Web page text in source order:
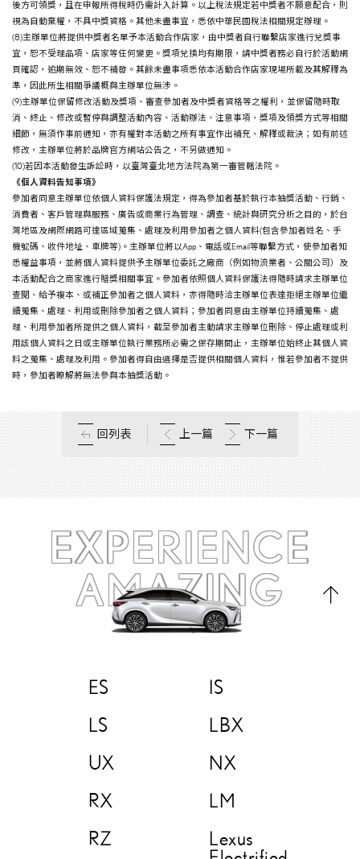
後方可領獎，且在申報所得稅時仍需計入計算。以上稅法規定若中獎者不願意配合，則
視為自動棄權，不具中獎資格。其他未盡事宜，悉依中華民國稅法相關規定辦理。
(8)主辦單位將提供中獎者名單予本活動合作店家，由中獎者自行聯繫店家進行兌獎事
宜，恕不受理品項、店家等任何變更。獎項兌換均有期限，請中獎者務必自行於活動網
頁確認，逾期無效、恕不補發。其餘未盡事項悉依本活動合作店家現場所載及其解釋為
準，因此所生相關爭議概與主辦單位無涉。
(9)主辦單位保留修改活動及獎項、審查參加者及中獎者資格等之權利，並保留隨時取
消、終止、修改或暫停與調整活動內容、活動辦法、注意事項、獎項及領獎方式等相關
細節，無須作事前通知，亦有權對本活動之所有事宜作出補充、解釋或裁決；如有前述
修改，主辦單位將於品牌官方網站公告之，不另做通知。
(10)若因本活動發生訴訟時，以臺灣臺北地方法院為第一審管轄法院。
《個人資料告知事項》
參加者同意主辦單位依個人資料保護法規定，得為參加者基於執行本抽獎活動、行銷、
消費者、客戶管理與服務、廣告或商業行為管理、調查、統計與研究分析之目的，於台
灣地區及網際網路可達區域蒐集、處理及利用參加者之個人資料(包含參加者姓名、手
機號碼、收件地址、車牌等)。主辦單位將以App、電話或Email等聯繫方式，使參加者知
悉權益事項，並將個人資料提供予主辦單位委託之廠商（例如物流業者、公關公司）及
本活動配合之商家進行贈獎相關事宜。參加者依照個人資料保護法得隨時請求主辦單位
查閱、給予複本、或補正參加者之個人資料，亦得隨時洽主辦單位表達拒絕主辦單位繼
續蒐集、處理、利用或刪除參加者之個人資料；參加者同意由主辦單位持續蒐集、處
理、利用參加者所提供之個人資料，截至參加者主動請求主辦單位刪除、停止處理或利
用該個人資料之日或主辦單位執行業務所必需之保存期間止，主辦單位始終止其個人資
料之蒐集、處理及利用。參加者得自由選擇是否提供相關個人資料，惟若參加者不提供
時，參加者瞭解將無法參與本抽獎活動。
回列表 上一篇 下一篇
EXPERIENCE
AMAZING
ES
IS
LS
LBX
UX
NX
RX
LM
RZ
Lexus